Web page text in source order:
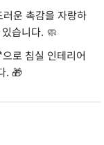
운 촉감을 자랑하
습니다. 🧼
로 침실 인테리어
. 🎁